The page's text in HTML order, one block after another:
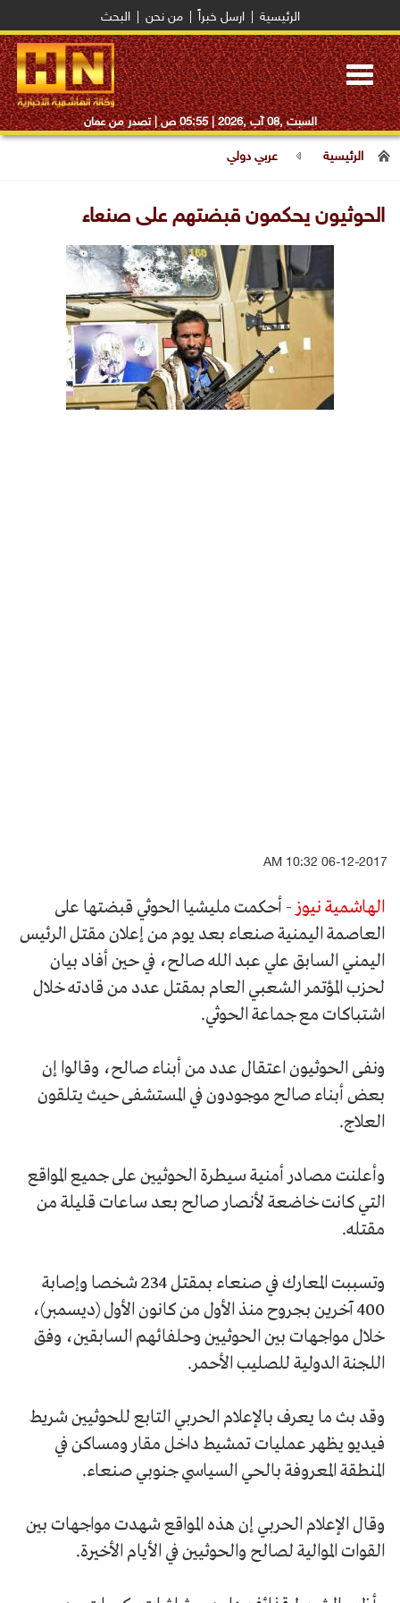
الرئيسية ارسل خبراً من نحن البحث
Toggle
navigation
السبت ,08 آب ,2026 | 05:55 ص | تصدر من عمان
الرئيسية عربي دولي
الحوثيون يحكمون قبضتهم على صنعاء
06-12-2017 10:32 AM
الهاشمية نيوز - أحكمت مليشيا الحوثي قبضتها على
العاصمة اليمنية صنعاء بعد يوم من إعلان مقتل الرئيس
اليمني السابق علي عبد الله صالح، في حين أفاد بيان
لحزب المؤتمر الشعبي العام بمقتل عدد من قادته خلال
اشتباكات مع جماعة الحوثي.
ونفى الحوثيون اعتقال عدد من أبناء صالح، وقالوا إن
بعض أبناء صالح موجودون في المستشفى حيث يتلقون
العلاج.
وأعلنت مصادر أمنية سيطرة الحوثيين على جميع المواقع
التي كانت خاضعة لأنصار صالح بعد ساعات قليلة من
مقتله.
وتسببت المعارك في صنعاء بمقتل 234 شخصا وإصابة
400 آخرين بجروح منذ الأول من كانون الأول (ديسمبر)،
خلال مواجهات بين الحوثيين وحلفائهم السابقين، وفق
اللجنة الدولية للصليب الأحمر.
وقد بث ما يعرف بالإعلام الحربي التابع للحوثيين شريط
فيديو يظهر عمليات تمشيط داخل مقار ومساكن في
المنطقة المعروفة بالحي السياسي جنوبي صنعاء.
وقال الإعلام الحربي إن هذه المواقع شهدت مواجهات بين
القوات الموالية لصالح والحوثيين في الأيام الأخيرة.